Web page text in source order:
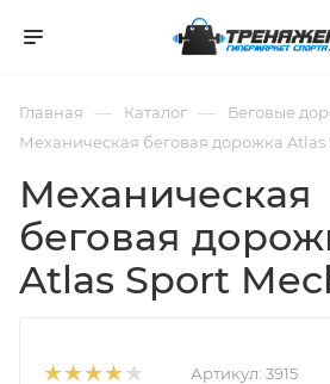
Главная — Каталог — Беговые
Механическая беговая дорожка Atlas
Механическая
беговая
Atlas Sport
Артикул: 3915